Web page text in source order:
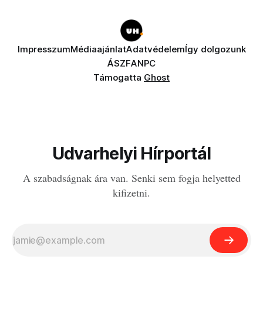
ImpresszumMédiaajánlatAdatvédelemÍgy dolgozunk
ÁSZFANPC
Támogatta Ghost
Udvarhelyi Hírportál
A szabadságnak ára van. Senki sem fogja helyetted
kifizetni.